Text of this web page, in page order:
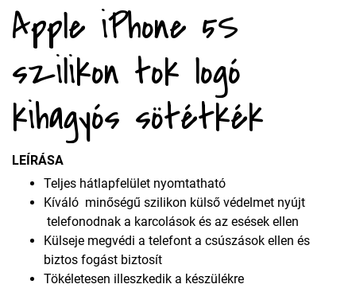
Apple iPhone 5S
szilikon tok logó
kihagyós sötétkék
LEÍRÁSA
Teljes hátlapfelület nyomtatható
Kíváló minőségű szilikon külső védelmet nyújt
telefonodnak a karcolások és az esések ellen
Külseje megvédi a telefont a csúszások ellen és
biztos fogást biztosít
Tökéletesen illeszkedik a készülékre